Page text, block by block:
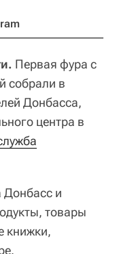
Первая фура с
собрали в
Донбасса,
центра в
Донбасс и
товары
книжки,